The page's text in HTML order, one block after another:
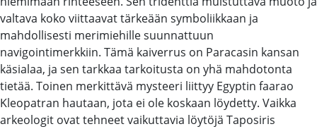
valtava koko viittaavat tärkeään symboliikkaan ja
mahdollisesti merimiehille suunnattuun
navigointimerkkiin. Tämä kaiverrus on Paracasin kansan
käsialaa, ja sen tarkkaa tarkoitusta on yhä mahdotonta
tietää. Toinen merkittävä mysteeri liittyy Egyptin faarao
Kleopatran hautaan, jota ei ole koskaan löydetty. Vaikka
arkeologit ovat tehneet vaikuttavia löytöjä Taposiris